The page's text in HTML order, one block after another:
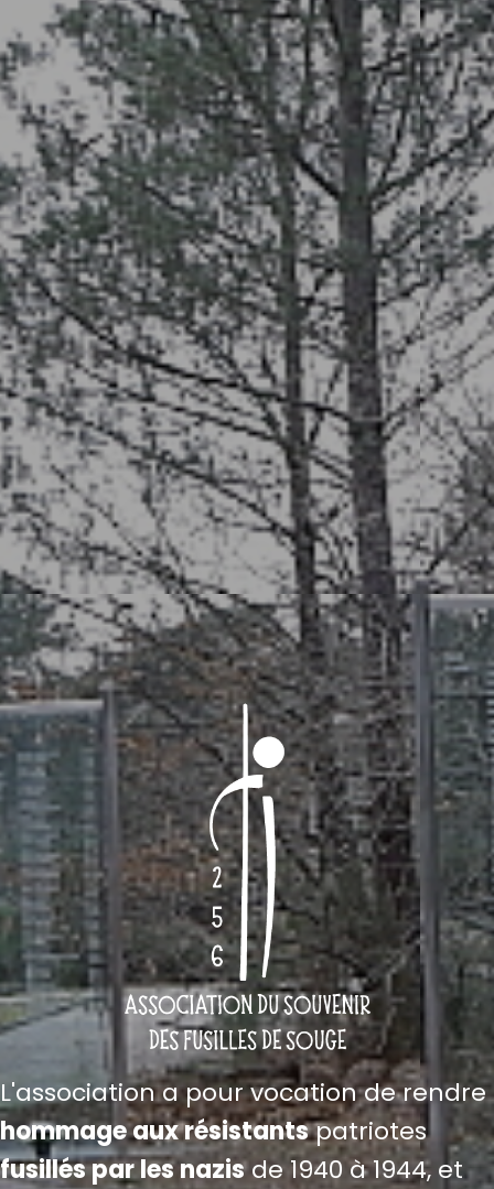
L'association a pour vocation de rendre
hommage aux résistantspatriotes
fusillés par les nazisde 1940 à 1944, et